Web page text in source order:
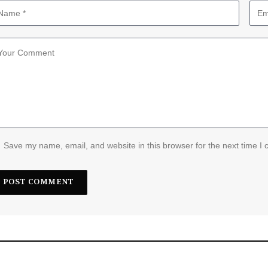
Save my name, email, and website in this browser for the next time I